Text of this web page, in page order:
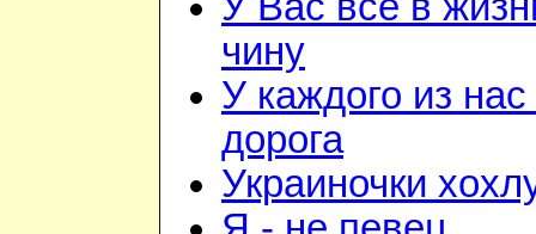
чину
У каждого из
дорога
Украиночки